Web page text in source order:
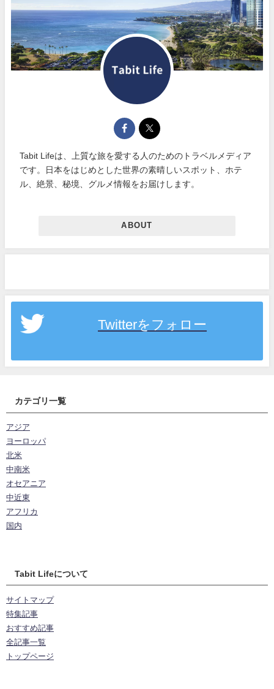
Tabit Lifeは、上質な旅を愛する人のためのトラベルメディア
です。日本をはじめとした世界の素晴しいスポット、ホテ
ル、絶景、秘境、グルメ情報をお届けします。
ABOUT
Twitterをフォロー
カテゴリ一覧
アジア
ヨーロッパ
北米
中南米
オセアニア
中近東
アフリカ
国内
Tabit Lifeについて
サイトマップ
特集記事
おすすめ記事
全記事一覧
トップページ